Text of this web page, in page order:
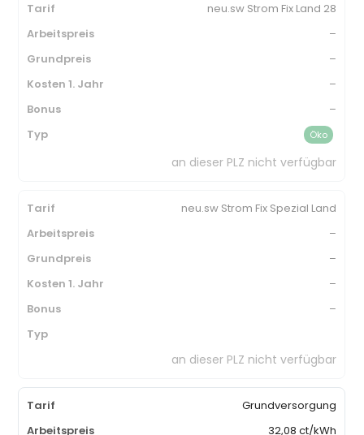
neu.sw Strom Fix Land 28
–
–
–
–
Öko
an dieser PLZ nicht verfügbar
neu.sw Strom Fix Spezial Land
–
–
–
–
an dieser PLZ nicht verfügbar
Grundversorgung
32,08 ct/kWh